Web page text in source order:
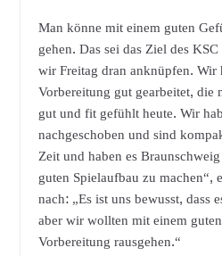
Man könne mit einem guten
gehen. Das sei das Ziel des
wir Freitag dran anknüpfen. Wir
Vorbereitung gut gearbeitet, die
gut und fit gefühlt heute. Wir
nachgeschoben und sind
Zeit und haben es
guten Spielaufbau zu
nach: „Es ist uns bewusst, dass
aber wir wollten mit einem
Vorbereitung rausgehen.“